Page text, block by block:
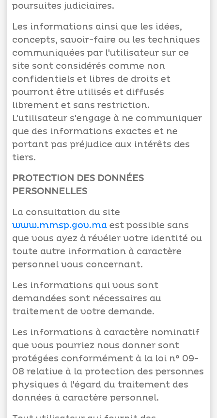
poursuites judiciaires.
Les informations ainsi que les idées,
concepts, savoir-faire ou les techniques
communiquées par l'utilisateur sur ce
site sont considérés comme non
confidentiels et libres de droits et
pourront être utilisés et diffusés
librement et sans restriction.
L'utilisateur s'engage à ne communiquer
que des informations exactes et ne
portant pas préjudice aux intérêts des
tiers.
PROTECTION DES DONNÉES
PERSONNELLES
La consultation du site
www.mmsp.gov.ma est possible sans
que vous ayez à révéler votre identité ou
toute autre information à caractère
personnel vous concernant.
Les informations qui vous sont
demandées sont nécessaires au
traitement de votre demande.
Les informations à caractère nominatif
que vous pourriez nous donner sont
protégées conformément à la loi n° 09-
08 relative à la protection des personnes
physiques à l'égard du traitement des
données à caractère personnel.